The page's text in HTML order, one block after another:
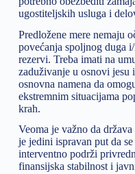
ugostiteljskih usluga i
Predložene mere nemaju
povećanja spoljnog duga
rezervi. Treba imati na
zaduživanje u osnovi
osnovna namena da
ekstremnim situacijama
krah.
Veoma je važno da
je jedini ispravan put da
interventno podrži
finansijska stabilnost i